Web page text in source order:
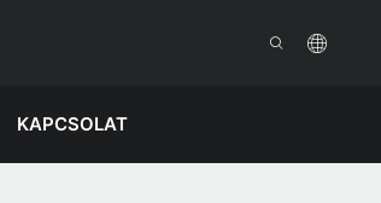
KAPCSOLAT